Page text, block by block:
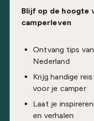
Blijf op de hoogte
camperleven
Ontvang tips
Nederland
Krijg handige
voor je camper
Laat je
en verhalen